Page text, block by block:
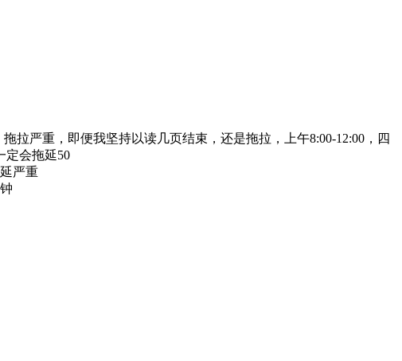
拉严重，即便我坚持以读几页结束，还是拖拉，上午8:00-12:00，四
定会拖延50
严重